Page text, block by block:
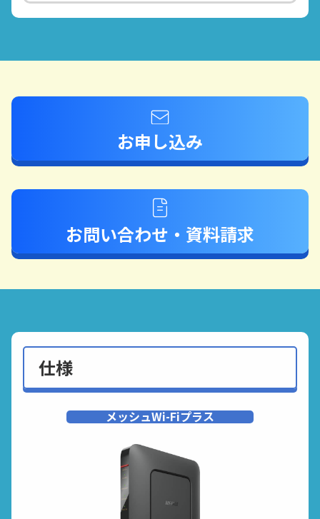
お申し込み
お問い合わせ・資料請求
仕様
メッシュWi-Fiプラス